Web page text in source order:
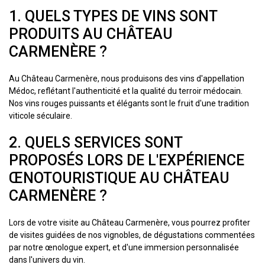
1. QUELS TYPES DE VINS SONT
PRODUITS AU CHÂTEAU
CARMENÈRE ?
Au Château Carmenère, nous produisons des vins d'appellation
Médoc, reflétant l'authenticité et la qualité du terroir médocain.
Nos vins rouges puissants et élégants sont le fruit d'une tradition
viticole séculaire.
2. QUELS SERVICES SONT
PROPOSÉS LORS DE L'EXPÉRIENCE
ŒNOTOURISTIQUE AU CHÂTEAU
CARMENÈRE ?
Lors de votre visite au Château Carmenère, vous pourrez profiter
de visites guidées de nos vignobles, de dégustations commentées
par notre œnologue expert, et d'une immersion personnalisée
dans l'univers du vin.